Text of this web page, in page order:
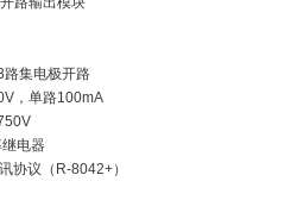
集电极开路
，单路100mA
电器
议（R-8042+）